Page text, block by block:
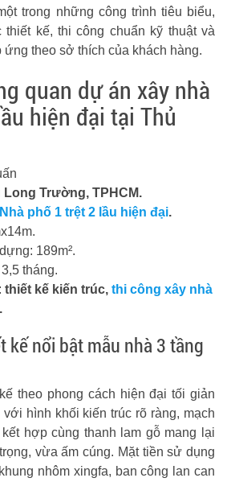
trong những công trình tiêu biểu,
kế, thi công chuẩn kỹ thuật và
ứng theo sở thích của khách hàng.
quan dự án xây nhà
hiện đại tại Thủ
Long Trường, TPHCM.
Nhà phố 1 trệt 2 lầu hiện đại.
189m².
tháng.
thiết kế kiến trúc, thi công xây nhà
.
kế nổi bật mẫu nhà 3 tầng
theo phong cách hiện đại tối giản
với hình khối kiến trúc rõ ràng, mạch
kết hợp cùng thanh lam gỗ mang lại
vừa ấm cúng. Mặt tiền sử dụng
nhôm xingfa, ban công lan can